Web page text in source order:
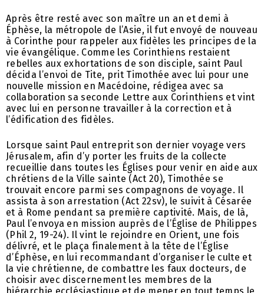
Après être resté avec son maître un an et demi à
Éphèse, la métropole de l’Asie, il fut envoyé de nouveau
à Corinthe pour rappeler aux fidèles les principes de la
vie évangélique. Comme les Corinthiens restaient
rebelles aux exhortations de son disciple, saint Paul
décida l’envoi de Tite, prit Timothée avec lui pour une
nouvelle mission en Macédoine, rédigea avec sa
collaboration sa seconde Lettre aux Corinthiens et vint
avec lui en personne travailler à la correction et à
l’édification des fidèles.
Lorsque saint Paul entreprit son dernier voyage vers
Jérusalem, afin d’y porter les fruits de la collecte
recueillie dans toutes les Églises pour venir en aide aux
chrétiens de la Ville sainte (Act 20), Timothée se
trouvait encore parmi ses compagnons de voyage. Il
assista à son arrestation (Act 22sv), le suivit à Césarée
et à Rome pendant sa première captivité. Mais, de là,
Paul l’envoya en mission auprès de l’Église de Philippes
(Phil 2, 19-24). Il vint le rejoindre en Orient, une fois
délivré, et le plaça finalement à la tête de l’Église
d’Éphèse, en lui recommandant d’organiser le culte et
la vie chrétienne, de combattre les faux docteurs, de
choisir avec discernement les membres de la